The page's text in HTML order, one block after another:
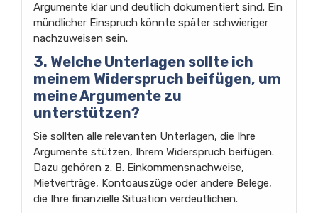
Argumente klar und deutlich dokumentiert sind. Ein
mündlicher Einspruch könnte später schwieriger
nachzuweisen sein.
3. Welche Unterlagen sollte ich
meinem Widerspruch beifügen, um
meine Argumente zu
unterstützen?
Sie sollten alle relevanten Unterlagen, die Ihre
Argumente stützen, Ihrem Widerspruch beifügen.
Dazu gehören z. B. Einkommensnachweise,
Mietverträge, Kontoauszüge oder andere Belege,
die Ihre finanzielle Situation verdeutlichen.